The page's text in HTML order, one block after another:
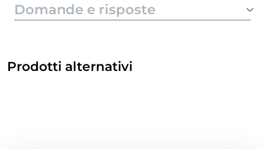
Domande e risposte
Prodotti alternativi